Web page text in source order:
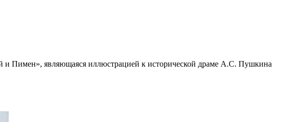
и Пимен», являющаяся иллюстрацией к исторической драме А.С. Пушкина